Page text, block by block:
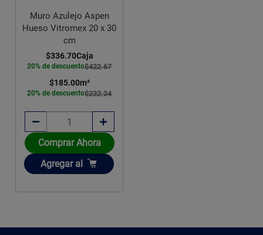
Muro Azulejo Aspen
Hueso Vitromex 20 x 30
cm
$422.67
$336.70Caja
20% de descuento
$232.24
$185.00m²
20% de descuento
Comprar Ahora
Añadir
Agregar al